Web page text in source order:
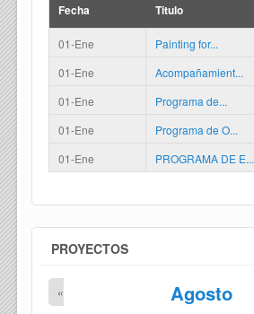
Fecha Titulo
01-Ene
Painting for...
01-Ene
Acompañamient...
01-Ene
Programa de...
01-Ene
Programa de O...
01-Ene
PROGRAMA DE E...
PROYECTOS
Agosto
«